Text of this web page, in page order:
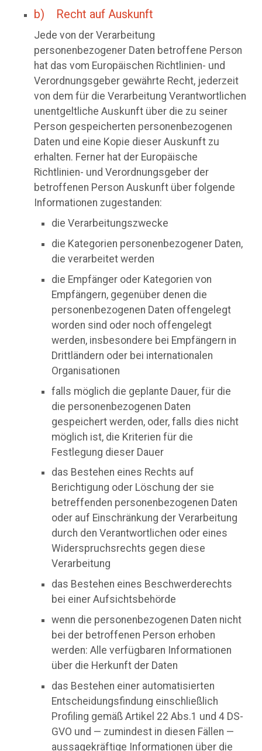
b) Recht auf Auskunft
Jede von der Verarbeitung
personenbezogener Daten betroffene Person
hat das vom Europäischen Richtlinien- und
Verordnungsgeber gewährte Recht, jederzeit
von dem für die Verarbeitung Verantwortlichen
unentgeltliche Auskunft über die zu seiner
Person gespeicherten personenbezogenen
Daten und eine Kopie dieser Auskunft zu
erhalten. Ferner hat der Europäische
Richtlinien- und Verordnungsgeber der
betroffenen Person Auskunft über folgende
Informationen zugestanden:
die Verarbeitungszwecke
die Kategorien personenbezogener Daten,
die verarbeitet werden
die Empfänger oder Kategorien von
Empfängern, gegenüber denen die
personenbezogenen Daten offengelegt
worden sind oder noch offengelegt
werden, insbesondere bei Empfängern in
Drittländern oder bei internationalen
Organisationen
falls möglich die geplante Dauer, für die
die personenbezogenen Daten
gespeichert werden, oder, falls dies nicht
möglich ist, die Kriterien für die
Festlegung dieser Dauer
das Bestehen eines Rechts auf
Berichtigung oder Löschung der sie
betreffenden personenbezogenen Daten
oder auf Einschränkung der Verarbeitung
durch den Verantwortlichen oder eines
Widerspruchsrechts gegen diese
Verarbeitung
das Bestehen eines Beschwerderechts
bei einer Aufsichtsbehörde
wenn die personenbezogenen Daten nicht
bei der betroffenen Person erhoben
werden: Alle verfügbaren Informationen
über die Herkunft der Daten
das Bestehen einer automatisierten
Entscheidungsfindung einschließlich
Profiling gemäß Artikel 22 Abs.1 und 4 DS-
GVO und — zumindest in diesen Fällen —
aussagekräftige Informationen über die